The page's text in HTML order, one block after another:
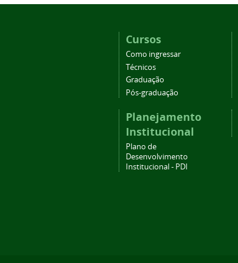
Cursos
Como ingressar
Técnicos
Graduação
Pós-graduação
Planejamento
Institucional
Plano de
Desenvolvimento
Institucional - PDI